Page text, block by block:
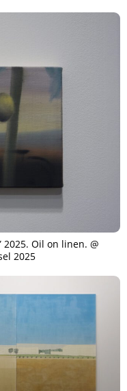
2025. Oil on linen. @
2025